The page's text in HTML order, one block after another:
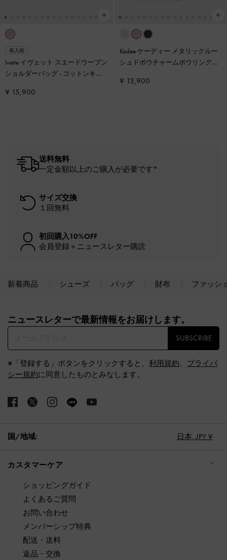
再入荷
Ivette イヴェット スエードウーブン
ショルダーバッグ- コットンキャ
¥ 15,900
Kadee ケーディー メタリックルー
シュドボウチャームボウリングバ
¥ 13,900
送料無料
一定金額以上のご購入が必要です*
サイズ交換
１回無料
初回購入10%OFF
会員登録＋ニュースレター購読
新着商品 シューズ バッグ 財布 ファッシ
ニュースレターで最新情報をお届けします。​
SUBSCRIBE
※「登録する」ボタンをクリックすると、 利用規約、 プライバ
シー規約に同意したものとみなします。
国/地域: 日本, JPY ¥
カスタマーケア
ショッピングガイド
よくあるご質問
お問い合わせ
メンバーシップ特典
配送・送料
返品・交換